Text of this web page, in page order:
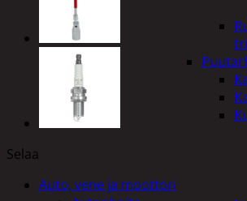
Selaa
Auto, vene ja moottori